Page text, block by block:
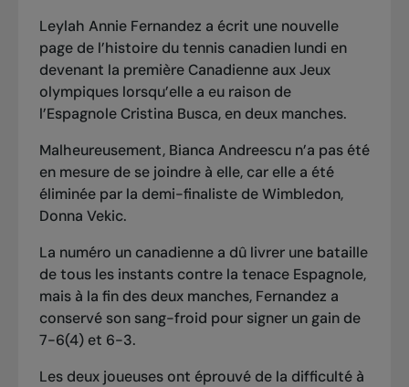
Leylah Annie Fernandez a écrit une nouvelle
page de l’histoire du tennis canadien lundi en
devenant la première Canadienne aux Jeux
olympiques lorsqu’elle a eu raison de
l’Espagnole Cristina Busca, en deux manches.
Malheureusement, Bianca Andreescu n’a pas été
en mesure de se joindre à elle, car elle a été
éliminée par la demi-finaliste de Wimbledon,
Donna Vekic.
La numéro un canadienne a dû livrer une bataille
de tous les instants contre la tenace Espagnole,
mais à la fin des deux manches, Fernandez a
conservé son sang-froid pour signer un gain de
7-6(4) et 6-3.
Les deux joueuses ont éprouvé de la difficulté à